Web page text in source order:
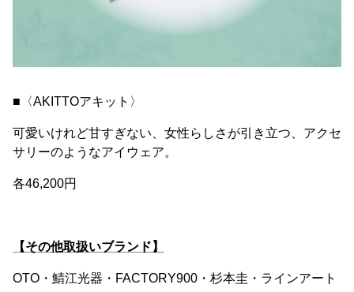
■〈AKITTOアキット〉
可愛いけれど甘すぎない、女性らしさが引き立つ、アクセ
サリーのようなアイウェア。
各46,200円
【その他取扱いブランド】
OTO・鯖江光器・FACTORY900・杉本圭・ラインアート